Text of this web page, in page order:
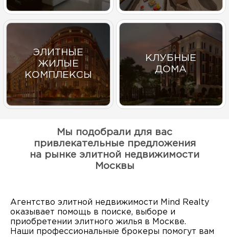
ЭЛИТНЫЕ
ЖИЛЫЕ
КОМПЛЕКСЫ
КЛУБНЫЕ
ДОМА
Мы подобрали для вас
привлекательные предложения
на рынке элитной недвижимости
Москвы
Агентство элитной недвижимости Mind Realty
оказывает помощь в поиске, выборе и
приобретении элитного жилья в Москве.
Наши профессиональные брокеры помогут вам